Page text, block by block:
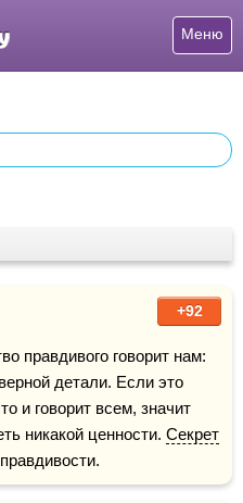
Меню
+92
правдивого говорит нам:
детали. Если это
и говорит всем, значит
никакой ценности. Секрет